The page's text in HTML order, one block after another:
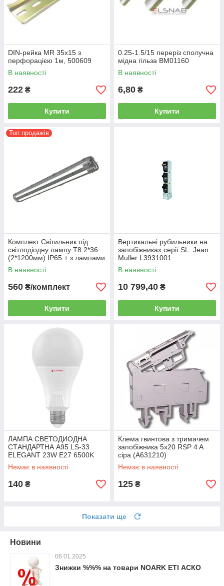
DIN-рейка MR 35x15 з
перфорацією 1м, 500609
В наявності
222 ₴
Купити
0.25-1.5/15 переріз сполучна
мідна гільза BM01160
В наявності
6,80 ₴
Купити
Топ продажів
Комплект Світильник під
світлодіодну лампу Т8 2*36
(2*1200мм) ІР65 + з лампами
В наявності
560 ₴/комплект
Купити
Вертикальні рубильники на
запобіжниках серії SL. Jean
Muller L3931001
В наявності
10 799,40 ₴
Купити
ЛАМПА СВЕТОДИОДНА
СТАНДАРТНА A95 LS-33
ELEGANT 23W E27 6500K
Немає в наявності
140 ₴
Клема гвинтова з тримачем
запобіжника 5х20 RSP 4 A
сіра (A631210)
Немає в наявності
125 ₴
Показати ще
Новини
06.01.2025
Знижки %%% на товари NOARK ETI АСКО